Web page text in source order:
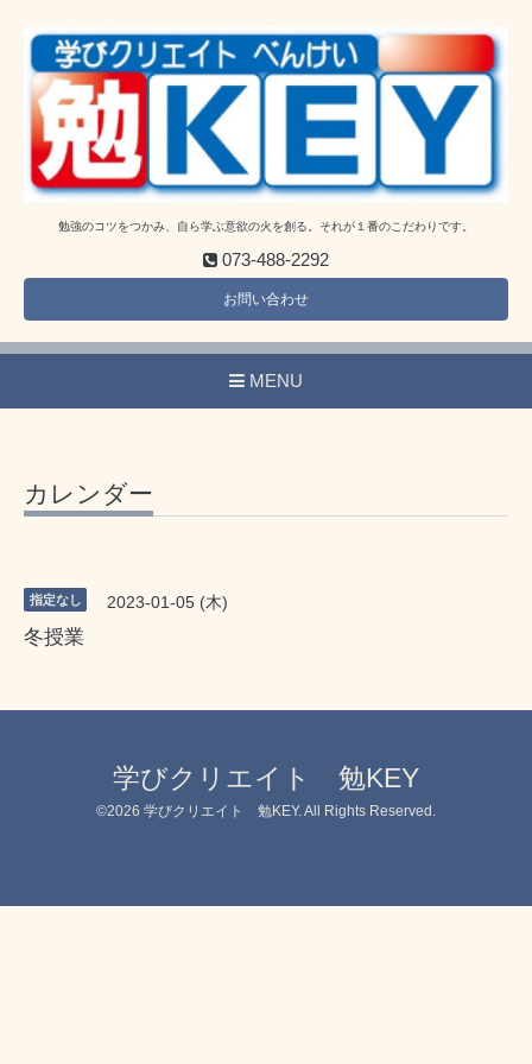
勉強のコツをつかみ、自ら学ぶ意欲の火を創る。それが１番のこだわりです。
073-488-2292
お問い合わせ
MENU
カレンダー
指定なし 2023-01-05 (木)
冬授業
学びクリエイト 勉KEY
©2026 学びクリエイト 勉KEY. All Rights Reserved.